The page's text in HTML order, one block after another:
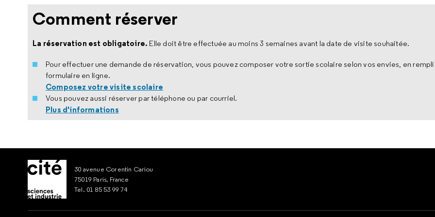
Comment réserver
La réservation est obligatoire. Elle doit être effectuée au moins 3 semaines avant la date de visite souhaitée.
Pour effectuer une demande de réservation, vous pouvez composer votre sortie scolaire selon vos envies, en
formulaire en ligne.
Composez votre visite scolaire
Vous pouvez aussi réserver par téléphone ou par courriel.
Plus d'informations
30 avenue Corentin Cariou
75019 Paris, France
Tel. 01 85 53 99 74